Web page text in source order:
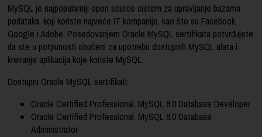
MySQL je najpopularniji open source sistem za upravljanje bazama
podataka, koji koriste najveće IT kompanije, kao što su Facebook,
Google i Adobe. Posedovanjem Oracle MySQL sertifikata potvrđujete
da ste u potpunosti obučeni za upotrebu dostupnih MySQL alata i
kreiranje aplikacija koje koriste MySQL.
Dostupni Oracle MySQL sertifikati:
Oracle Certified Professional, MySQL 8.0 Database Developer
Oracle Certified Professional, MySQL 8.0 Database
Administrator